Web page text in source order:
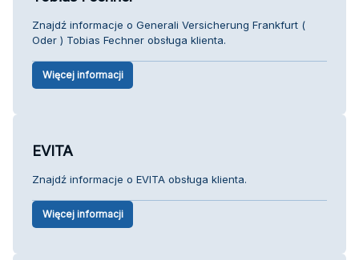
Znajdź informacje o Generali Versicherung Frankfurt (
Oder ) Tobias Fechner obsługa klienta.
Więcej informacji
EVITA
Znajdź informacje o EVITA obsługa klienta.
Więcej informacji